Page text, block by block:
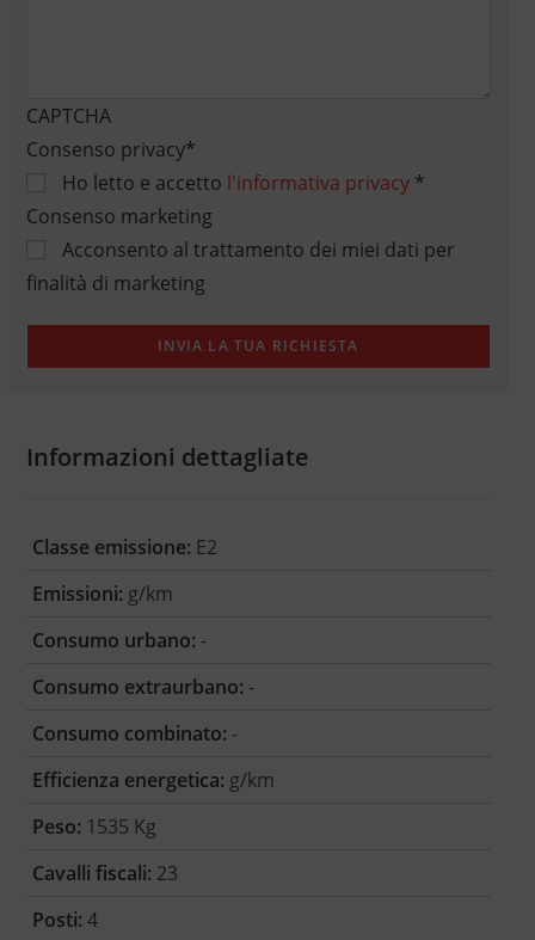
CAPTCHA
Consenso privacy*
Ho letto e accetto l'informativa privacy*
Consenso marketing
Acconsento al trattamento dei miei dati per
finalità di marketing
Informazioni dettagliate
Classe emissione: E2
Emissioni: g/km
Consumo urbano: -
Consumo extraurbano: -
Consumo combinato: -
Efficienza energetica: g/km
Peso: 1535 Kg
Cavalli fiscali: 23
Posti: 4